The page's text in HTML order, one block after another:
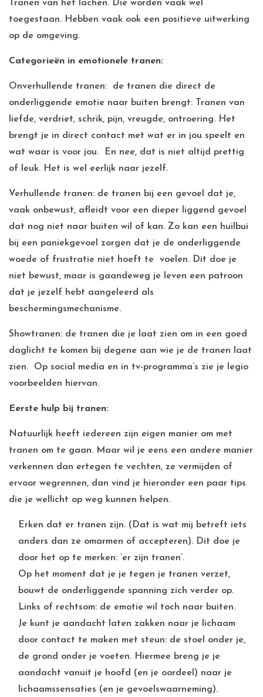
Tranen van het lachen. Die worden vaak wel
toegestaan. Hebben vaak ook een positieve uitwerking
op de omgeving.
Categorieën in emotionele tranen:
Onverhullende tranen: de tranen die direct de
onderliggende emotie naar buiten brengt: Tranen van
liefde, verdriet, schrik, pijn, vreugde, ontroering. Het
brengt je in direct contact met wat er in jou speelt en
wat waar is voor jou. En nee, dat is niet altijd prettig
of leuk. Het is wel eerlijk naar jezelf.
Verhullende tranen: de tranen bij een gevoel dat je,
vaak onbewust, afleidt voor een dieper liggend gevoel
dat nog niet naar buiten wil of kan. Zo kan een huilbui
bij een paniekgevoel zorgen dat je de onderliggende
woede of frustratie niet hoeft te voelen. Dit doe je
niet bewust, maar is gaandeweg je leven een patroon
dat je jezelf hebt aangeleerd als
beschermingsmechanisme.
Showtranen: de tranen die je laat zien om in een goed
daglicht te komen bij degene aan wie je de tranen laat
zien. Op social media en in tv-programma’s zie je legio
voorbeelden hiervan.
Eerste hulp bij tranen:
Natuurlijk heeft iedereen zijn eigen manier om met
tranen om te gaan. Maar wil je eens een andere manier
verkennen dan ertegen te vechten, ze vermijden of
ervoor wegrennen, dan vind je hieronder een paar tips
die je wellicht op weg kunnen helpen.
Erken dat er tranen zijn. (Dat is wat mij betreft iets
anders dan ze omarmen of accepteren). Dit doe je
door het op te merken: ‘er zijn tranen’.
Op het moment dat je je tegen je tranen verzet,
bouwt de onderliggende spanning zich verder op.
Links of rechtsom: de emotie wil toch naar buiten.
Je kunt je aandacht laten zakken naar je lichaam
door contact te maken met steun: de stoel onder je,
de grond onder je voeten. Hiermee breng je je
aandacht vanuit je hoofd (en je oordeel) naar je
lichaamssensaties (en je gevoelswaarneming).